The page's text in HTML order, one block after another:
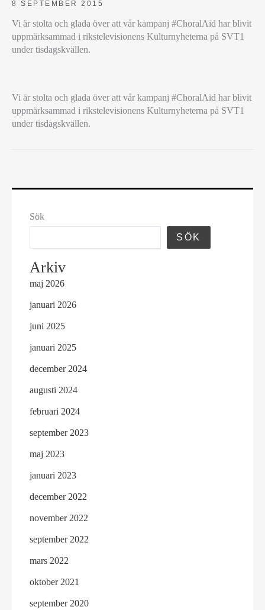
8 SEPTEMBER 2015
Vi är stolta och glada över att vår kampanj #ChoralAid har blivit
uppmärksammad i rikstelevisionens Kulturnyheterna på SVT1
under tisdagskvällen.
PÅ
KULTURNYHETERNA
Vi är stolta och glada över att vår kampanj #ChoralAid har blivit
uppmärksammad i rikstelevisionens Kulturnyheterna på SVT1
under tisdagskvällen.
Sök
SÖK
Arkiv
maj 2026
januari 2026
juni 2025
januari 2025
december 2024
augusti 2024
februari 2024
september 2023
maj 2023
januari 2023
december 2022
november 2022
september 2022
mars 2022
oktober 2021
september 2020